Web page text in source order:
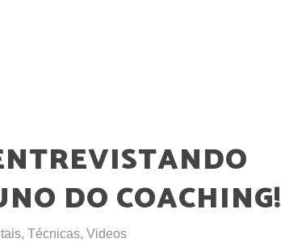
DO COACHING!
, Técnicas, Videos